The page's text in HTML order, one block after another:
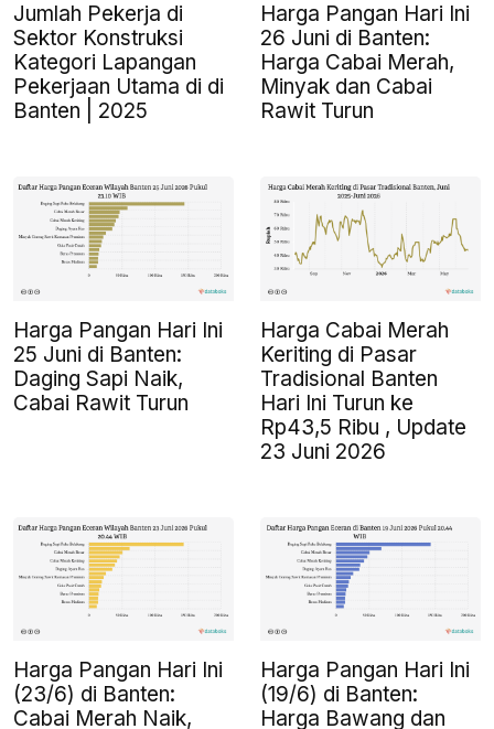
Jumlah Pekerja di
Sektor Konstruksi
Kategori Lapangan
Pekerjaan Utama di di
Banten | 2025
Harga Pangan Hari Ini
26 Juni di Banten:
Harga Cabai Merah,
Minyak dan Cabai
Rawit Turun
Harga Pangan Hari Ini
25 Juni di Banten:
Daging Sapi Naik,
Cabai Rawit Turun
Harga Cabai Merah
Keriting di Pasar
Tradisional Banten
Hari Ini Turun ke
Rp43,5 Ribu , Update
23 Juni 2026
Harga Pangan Hari Ini
(23/6) di Banten:
Cabai Merah Naik,
Harga Pangan Hari Ini
(19/6) di Banten:
Harga Bawang dan